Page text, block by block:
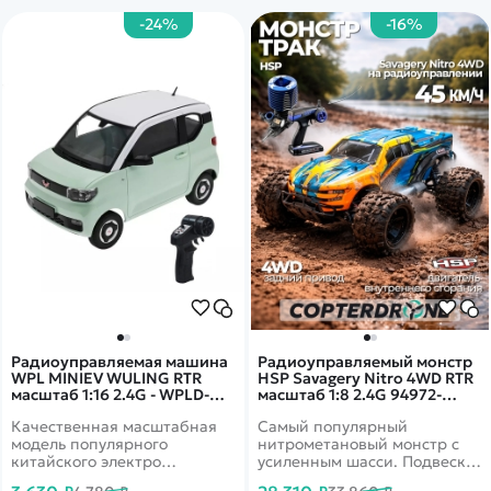
-16%
Радиоуправляемый монстр
HSP Savagery Nitro 4WD RTR
масштаб 1:8 2.4G 94972-
Самый популярный
нитрометановый монстр с
усиленным шасси. Подвеска
-24%
Радиоуправляемая машина
WPL MINIEV WULING RTR
масштаб 1:16 2.4G - WPLD-
Качественная масштабная
модель популярного
китайского электро